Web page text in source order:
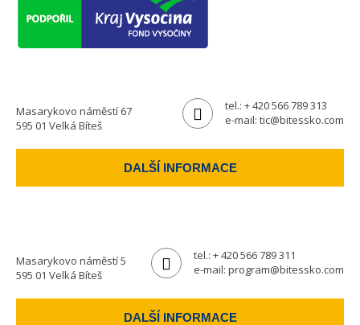
Masarykovo náměstí 67
595 01 Velká Bíteš
tel.: + 420 566 789 313
e-mail: tic@bitessko.com
DALŠÍ INFORMACE
Masarykovo náměstí 5
595 01 Velká Bíteš
tel.: + 420 566 789 311
e-mail: program@bitessko.com
DALŠÍ INFORMACE